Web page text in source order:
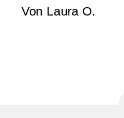
Von Laura O.